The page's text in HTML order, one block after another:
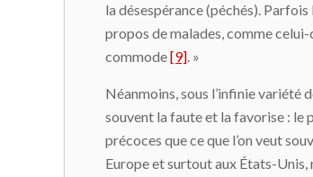
la désespérance (péchés).
propos de malades, comme
commode[9]. »
Néanmoins, sous l’infinie variété
souvent la faute et la favorise : le
précoces que ce que l’on veut
Europe et surtout aux États-